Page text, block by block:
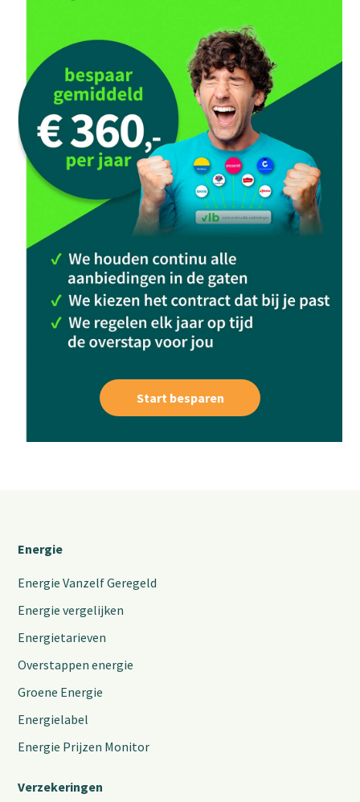
Start besparen
Energie
Energie Vanzelf Geregeld
Energie vergelijken
Energietarieven
Overstappen energie
Groene Energie
Energielabel
Energie Prijzen Monitor
Verzekeringen